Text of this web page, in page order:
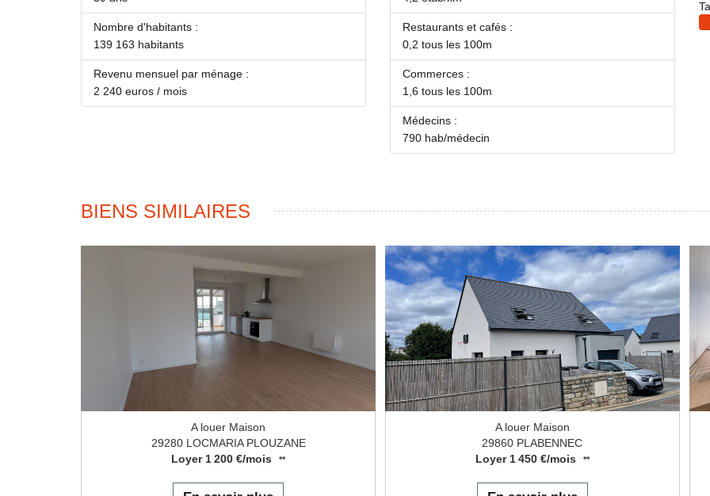
Nombre d'habitants :
139 163 habitants
Revenu mensuel par ménage :
2 240 euros / mois
Restaurants et cafés :
0,2 tous les 100m
Commerces :
1,6 tous les 100m
Médecins :
790 hab/médecin
BIENS SIMILAIRES
A louer Maison
29280 LOCMARIA PLOUZANE
Loyer 1 200 €/mois
**
A louer Maison
29860 PLABENNEC
Loyer 1 450 €/mois
**